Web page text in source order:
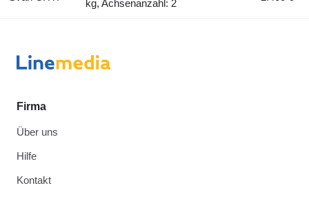
kg, Achsenanzahl: 2
Firma
Über uns
Hilfe
Kontakt